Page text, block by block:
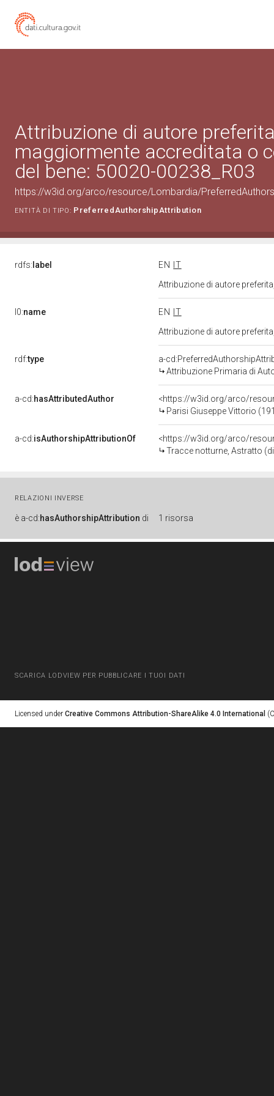
Attribuzione di autore
maggiormente accreditata o
del bene: 50020-00238_R03
https://w3id.org/arco/resource/Lombardia/
ENTITÀ DI TIPO: PreferredAuthorshipAttribution
rdfs: label EN
IT
Attribuzione di autore
l0:name EN
IT
Attribuzione di autore
rdf:type
a-
Attribuzione Primaria di
a-cd:hasAttributedAuthor
<https://w3id.org/arco/
Parisi Giuseppe Vittorio
a-cd:isAuthorshipAttributionOf
<https://w3id.org/arco/
Tracce notturne, Astratto
RELAZIONI INVERSE
è a-cd:hasAuthorshipAttribution di 1 risorsa
SCARICA LODVIEW PER PUBBLICARE I TUOI DATI
Licensed under Creative Commons Attribution-ShareAlike 4.0 International